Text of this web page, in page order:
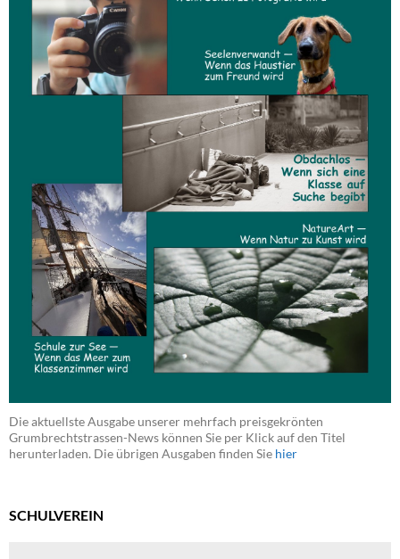
Die aktuellste Ausgabe unserer mehrfach preisgekrönten
Grumbrechtstrassen-News können Sie per Klick auf den Titel
herunterladen. Die übrigen Ausgaben finden Sie hier
SCHULVEREIN